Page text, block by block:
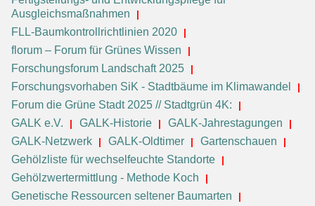
Ausgleichsmaßnahmen
FLL-Baumkontrollrichtlinien 2020
florum – Forum für Grünes Wissen
Forschungsforum Landschaft 2025
Forschungsvorhaben SiK - Stadtbäume im Klimawandel
Forum die Grüne Stadt 2025 // Stadtgrün 4K:
GALK e.V.
GALK-Historie
GALK-Jahrestagungen
GALK-Netzwerk
GALK-Oldtimer
Gartenschauen
Gehölzliste für wechselfeuchte Standorte
Gehölzwertermittlung - Methode Koch
Genetische Ressourcen seltener Baumarten